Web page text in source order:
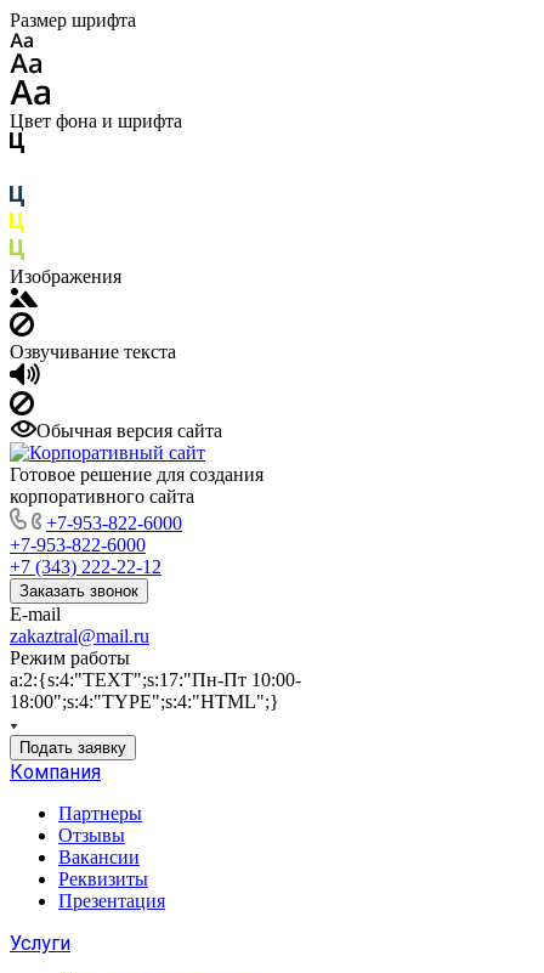
Размер шрифта
Цвет фона и шрифта
Изображения
Озвучивание текста
Обычная версия сайта
Готовое решение для создания
корпоративного сайта
+7-953-822-6000
+7-953-822-6000
+7 (343) 222-22-12
Заказать звонок
E-mail
zakaztral@mail.ru
Режим работы
a:2:{s:4:"TEXT";s:17:"Пн-Пт 10:00-
18:00";s:4:"TYPE";s:4:"HTML";}
Подать заявку
Компания
Партнеры
Отзывы
Вакансии
Реквизиты
Презентация
Услуги